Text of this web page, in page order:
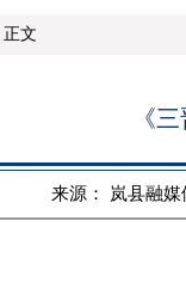
正文
《
来源： 岚县融